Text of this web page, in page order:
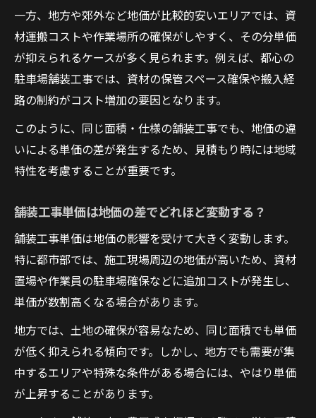
一方、地方や郊外など地価が比較的安いエリアでは、資
材運搬コストや作業場所の確保がしやすく、その分単価
が抑えられるケースが多く見られます。例えば、都心の
駐車場舗装工事では、資材の保管スペース確保や搬入経
路の制約がコスト増加の要因となります。
このように、同じ面積・仕様の舗装工事でも、地価の違
いによる単価の差が発生するため、見積もり時には地域
特性を考慮することが重要です。
舗装工事単価は地価の差でどれほど変動する？
舗装工事単価は地価の影響を受けて大きく変動します。
特に都市部では、施工現場周辺の地価が高いため、資材
置場や作業員の駐車場確保などに追加コストが発生し、
単価が数割高くなる場合があります。
地方では、土地の確保が容易なため、同じ面積でも単価
が低く抑えられる傾向です。しかし、地方でも需要が集
中するエリアや特殊な条件がある場合には、やはり単価
が上昇することがあります。